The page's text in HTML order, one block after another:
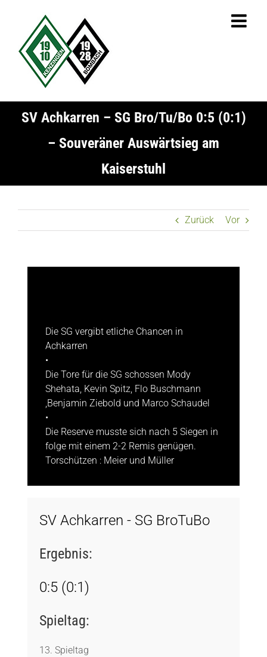
springen
SV Achkarren – SG Bro/Tu/Bo 0:5 (0:1)
– Souveräner Auswärtsieg am
Kaiserstuhl
Zurück Vor
Die SG vergibt etliche Chancen in
Achkarren
•
Die Tore für die SG schossen Mody
Shehata, Kevin Spitz, Flo Buschmann
,Benjamin Ziebold und Marco Schaudel
•
Die Reserve musste sich nach 5 Siegen in
folge mit einem 2-2 Remis genügen.
Torschützen : Meier und Müller
SV Achkarren - SG BroTuBo
Ergebnis:
0:5 (0:1)
Spieltag:
13. Spieltag